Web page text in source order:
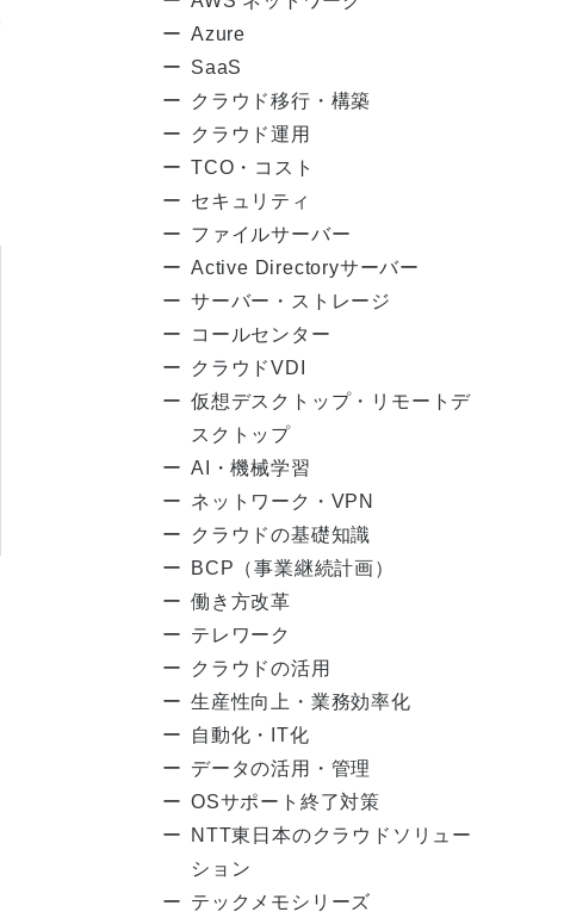
Azure
SaaS
クラウド移行・構築
クラウド運用
TCO・コスト
セキュリティ
ファイルサーバー
Active Directoryサーバー
サーバー・ストレージ
コールセンター
クラウドVDI
仮想デスクトップ・リモートデ
スクトップ
AI・機械学習
ネットワーク・VPN
クラウドの基礎知識
BCP（事業継続計画）
働き方改革
テレワーク
クラウドの活用
生産性向上・業務効率化
自動化・IT化
データの活用・管理
OSサポート終了対策
NTT東日本のクラウドソリュー
ション
テックメモシリーズ